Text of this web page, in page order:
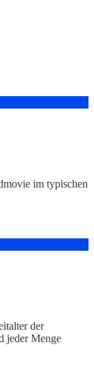
im typischen
der
jeder Menge